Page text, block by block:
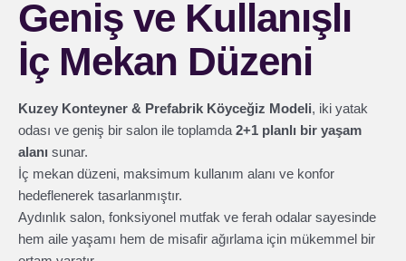
Geniş ve Kullanışlı
İç Mekan Düzeni
Kuzey Konteyner & Prefabrik Köyceğiz Modeli, iki yatak
odası ve geniş bir salon ile toplamda 2+1 planlı bir yaşam
alanı sunar.
İç mekan düzeni, maksimum kullanım alanı ve konfor
hedeflenerek tasarlanmıştır.
Aydınlık salon, fonksiyonel mutfak ve ferah odalar sayesinde
hem aile yaşamı hem de misafir ağırlama için mükemmel bir